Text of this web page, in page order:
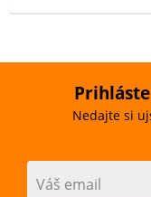
Nedajte si
Váš email